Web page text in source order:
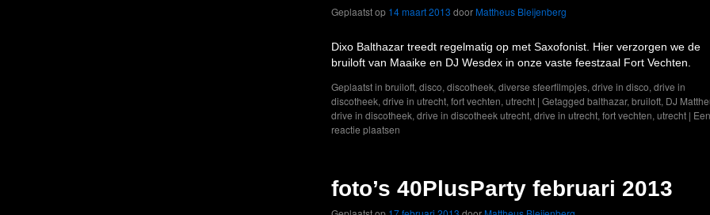
Geplaatst op 14 maart 2013 door Mattheus Bleijenberg
Dixo Balthazar treedt regelmatig op met Saxofonist. Hier verzorgen we de
bruiloft van Maaike en DJ Wesdex in onze vaste feestzaal Fort Vechten.
Geplaatst in bruiloft, disco, discotheek, diverse sfeerfilmpjes, drive in disco, drive in
discotheek, drive in utrecht, fort vechten, utrecht | Getagged balthazar, bruiloft, DJ
drive in discotheek, drive in discotheek utrecht, drive in utrecht, fort vechten, utrecht | Een
reactie plaatsen
foto’s 40PlusParty februari 2013